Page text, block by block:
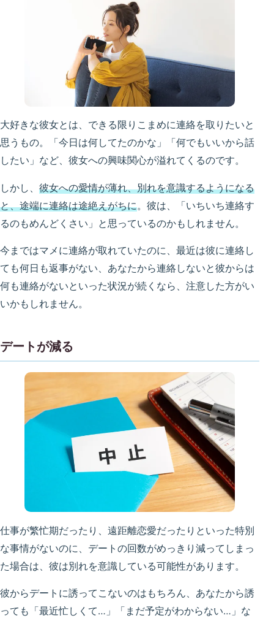
大好きな彼女とは、できる限りこまめに連絡を取りたいと
思うもの。「今日は何してたのかな」「何でもいいから話
したい」など、彼女への興味関心が溢れてくるのです。
しかし、 彼女への愛情が薄れ、別れを意識するようになる
と、途端に連絡は途絶えがちに。彼は、「いちいち連絡す
るのもめんどくさい」と思っているのかもしれません。
今まではマメに連絡が取れていたのに、最近は彼に連絡し
ても何日も返事がない、あなたから連絡しないと彼からは
何も連絡がないといった状況が続くなら、注意した方がい
いかもしれません。
デートが減る
仕事が繁忙期だったり、遠距離恋愛だったりといった特別
な事情がないのに、デートの回数がめっきり減ってしまっ
た場合は、彼は別れを意識している可能性があります。
彼からデートに誘ってこないのはもちろん、あなたから誘
っても「最近忙しくて…」「まだ予定がわからない…」な